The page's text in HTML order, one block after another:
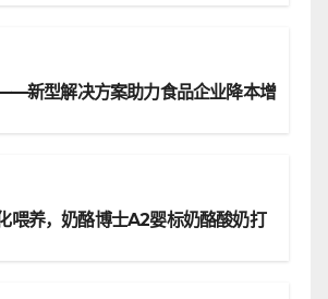
新型解决方案助力食品企业降本增
喂养，奶酪博士A2婴标奶酪酸奶打